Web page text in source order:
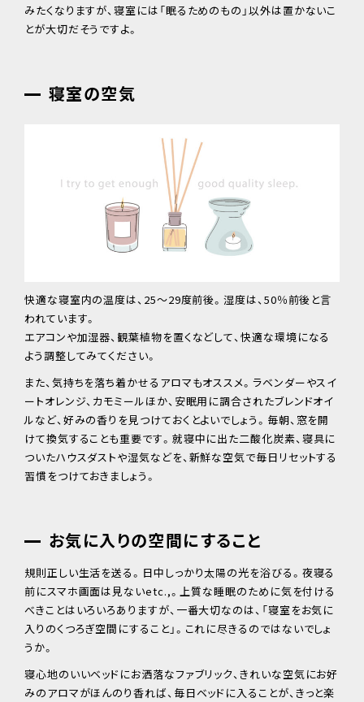
みたくなりますが、寝室には「眠るためのもの」以外は置かないこ
とが大切だそうですよ。
寝室の空気
快適な寝室内の温度は、25～29度前後。湿度は、50％前後と言
われています。
エアコンや加湿器、観葉植物を置くなどして、快適な環境になる
よう調整してみてください。
また、気持ちを落ち着かせるアロマもオススメ。ラベンダーやスイ
ートオレンジ、カモミールほか、安眠用に調合されたブレンドオイ
ルなど、好みの香りを見つけておくとよいでしょう。毎朝、窓を開
けて換気することも重要です。就寝中に出た二酸化炭素、寝具に
ついたハウスダストや湿気などを、新鮮な空気で毎日リセットする
習慣をつけておきましょう。
お気に入りの空間にすること
規則正しい生活を送る。日中しっかり太陽の光を浴びる。夜寝る
前にスマホ画面は見ないetc.,。上質な睡眠のために気を付ける
べきことはいろいろありますが、一番大切なのは、「寝室をお気に
入りのくつろぎ空間にすること」。これに尽きるのではないでしょ
うか。
寝心地のいいベッドにお洒落なファブリック、きれいな空気にお好
みのアロマがほんのり香れば、毎日ベッドに入ることが、きっと楽